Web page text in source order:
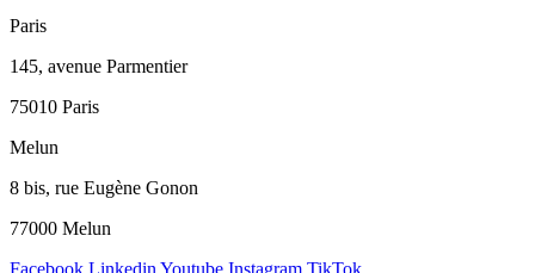
Paris
145, avenue Parmentier
75010 Paris
Melun
8 bis, rue Eugène Gonon
77000 Melun